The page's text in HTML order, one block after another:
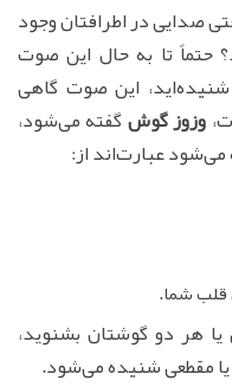
صدایی در اطرافتان وجود
حتماً تا به حال این صوت
این صوت گاهی
وزوز گوشگفته می‌شود،
عبارت‌اند از:
قلب شما.
هر دو گوشتان بشنوید،
مقطعی شنیده می‌شود.